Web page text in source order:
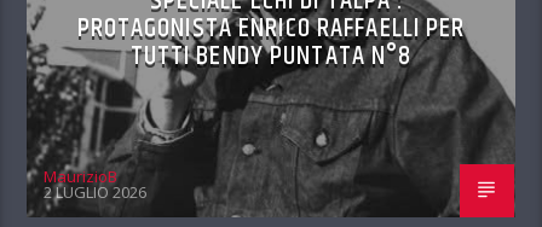
PROTAGONISTA ENRICO RAFFAELLI PER
TUTTI BENDY PUNTATA N°8
MaurizioB
2 LUGLIO 2026